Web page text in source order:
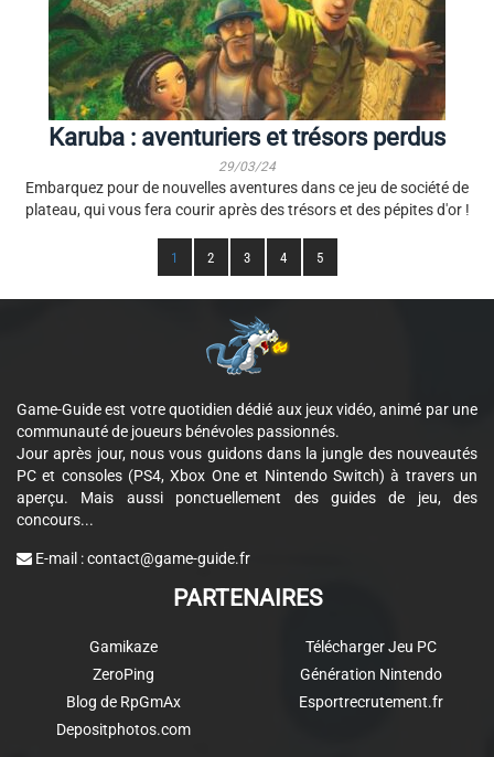
Karuba : aventuriers et trésors perdus
29/03/24
Embarquez pour de nouvelles aventures dans ce jeu de société de
plateau, qui vous fera courir après des trésors et des pépites d'or !
1 2 3 4 5
Game-Guide est votre quotidien dédié aux jeux vidéo, animé par une
communauté de joueurs bénévoles passionnés.
Jour après jour, nous vous guidons dans la jungle des nouveautés
PC et consoles (PS4, Xbox One et Nintendo Switch) à travers un
aperçu. Mais aussi ponctuellement des guides de jeu, des
concours...
E-mail :contact@game-guide.fr
PARTENAIRES
Gamikaze
ZeroPing
Blog de RpGmAx
Depositphotos.com
Télécharger Jeu PC
Génération Nintendo
Esportrecrutement.fr